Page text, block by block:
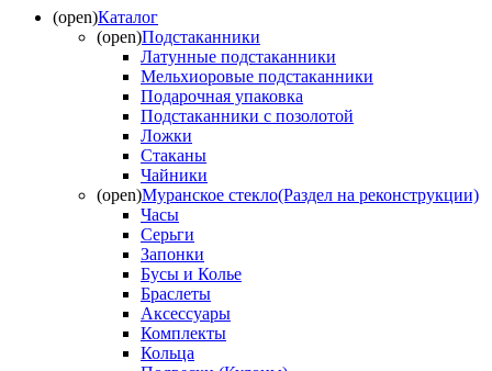
(open)Каталог
(open)Подстаканники
Латунные подстаканники
Мельхиоровые подстаканники
Подарочная упаковка
Подстаканники с позолотой
Ложки
Стаканы
Чайники
(open)Муранское стекло(Раздел на реконструкции)
Часы
Серьги
Запонки
Бусы и Колье
Браслеты
Аксессуары
Комплекты
Кольца